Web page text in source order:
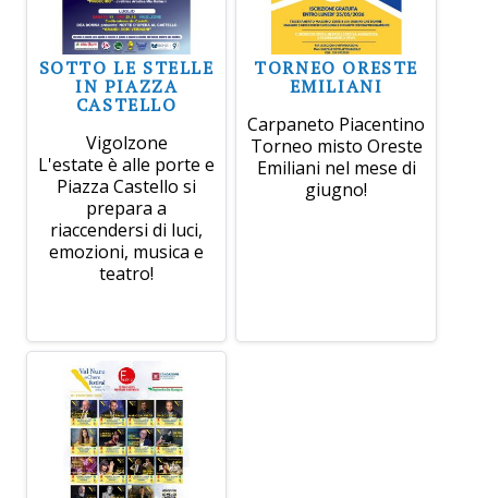
SOTTO LE STELLE
IN PIAZZA
CASTELLO
Vigolzone
L'estate è alle porte e
Piazza Castello si
prepara a
riaccendersi di luci,
emozioni, musica e
teatro!
TORNEO ORESTE
EMILIANI
Carpaneto Piacentino
Torneo misto Oreste
Emiliani nel mese di
giugno!